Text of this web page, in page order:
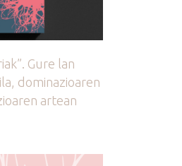
Gure lan
dominazioaren
artean